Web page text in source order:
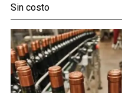
Sin costo